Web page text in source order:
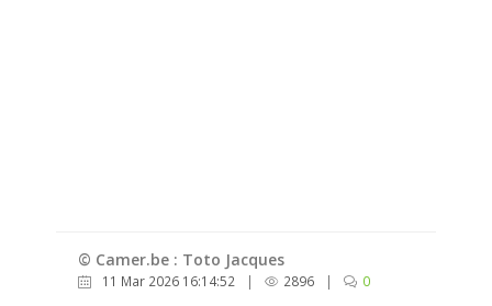
© Camer.be : Toto Jacques
11 Mar 2026 16:14:52 | 2896 | 0